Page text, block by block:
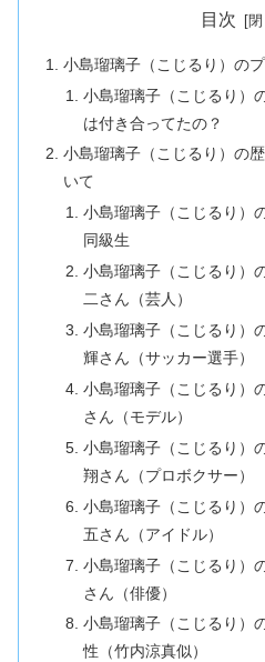
目次
小島瑠璃子（こじるり）の
小島瑠璃子（こじるり）
は付き合ってたの？
小島瑠璃子（こじるり）の
いて
小島瑠璃子（こじるり）
同級生
小島瑠璃子（こじるり）
二さん（芸人）
小島瑠璃子（こじるり）
輝さん（サッカー選手）
小島瑠璃子（こじるり）
さん（モデル）
小島瑠璃子（こじるり）
翔さん（プロボクサー）
小島瑠璃子（こじるり）
五さん（アイドル）
小島瑠璃子（こじるり）
さん（俳優）
小島瑠璃子（こじるり）
性（竹内涼真似）